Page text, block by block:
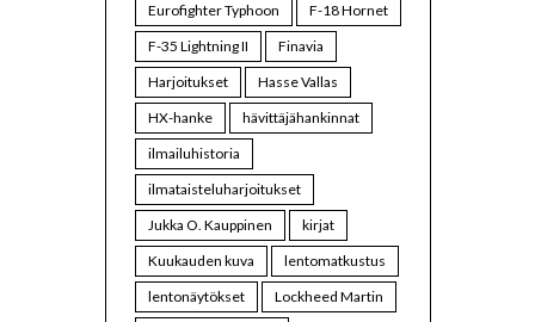
Eurofighter Typhoon
F-18 Hornet
F-35 Lightning II
Finavia
Harjoitukset
Hasse Vallas
HX-hanke
hävittäjähankinnat
ilmailuhistoria
ilmataisteluharjoitukset
Jukka O. Kauppinen
kirjat
Kuukauden kuva
lentomatkustus
lentonäytökset
Lockheed Martin